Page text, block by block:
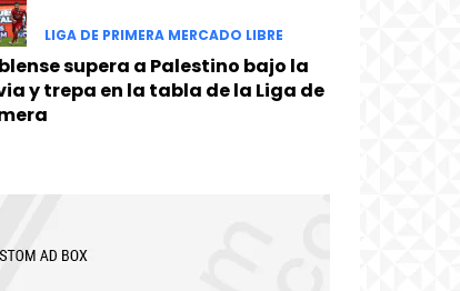
LIGA DE PRIMERA MERCADO LIBRE
supera a Palestino bajo la
y trepa en la tabla de la Liga de